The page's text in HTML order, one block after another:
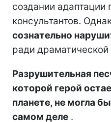
создании адаптации
консультантов.
сознательно
ради
Разрушительная
которой герой
планете, не могла
самом деле .